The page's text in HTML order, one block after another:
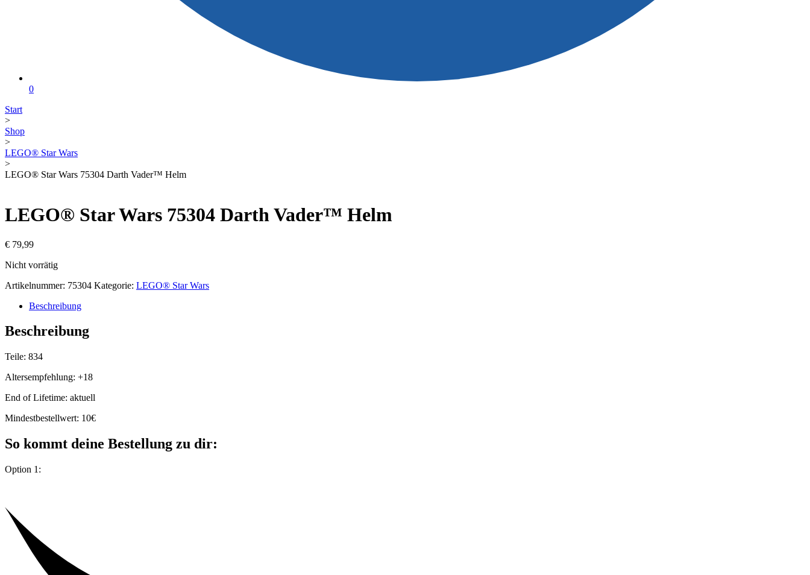
0
Start
>
Shop
>
LEGO® Star Wars
>
LEGO® Star Wars 75304 Darth Vader™ Helm
LEGO® Star Wars 75304 Darth Vader™ Helm
€ 79,99
Nicht vorrätig
Artikelnummer: 75304 Kategorie: LEGO® Star Wars
Beschreibung
Beschreibung
Teile: 834
Altersempfehlung: +18
End of Lifetime: aktuell
Mindestbestellwert: 10€
So kommt deine Bestellung zu dir:
Option 1: